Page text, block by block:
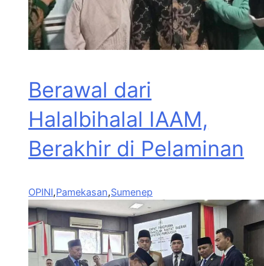
Berawal dari
Halalbihalal IAAM,
Berakhir di Pelaminan
OPINI,Pamekasan,Sumenep